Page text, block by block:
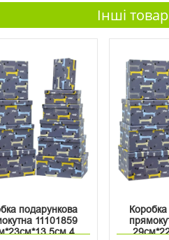
Інші
подарункова
11101859
4